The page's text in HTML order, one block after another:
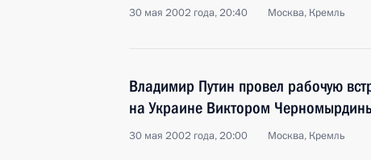
30 мая 2002 года, 20:40 Москва, Кремль
Владимир Путин провел рабочую
на Украине Виктором
30 мая 2002 года, 20:00 Москва, Кремль